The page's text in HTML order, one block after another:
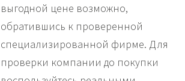
выгодной цене возможно,
обратившись к проверенной
специализированной фирме. Для
проверки компании до покупки